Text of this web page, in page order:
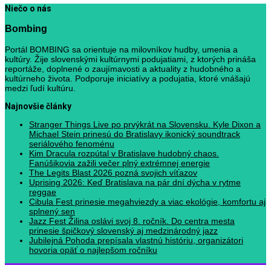
Niečo o nás
Bombing
Portál BOMBING sa orientuje na milovníkov hudby, umenia a
kultúry. Žije slovenskými kultúrnymi podujatiami, z ktorých prináša
reportáže, doplnené o zaujímavosti a aktuality z hudobného a
kultúrneho života. Podporuje iniciatívy a podujatia, ktoré vnášajú
medzi ľudí kultúru.
Najnovšie články
Stranger Things Live po prvýkrát na Slovensku. Kyle Dixon a
Michael Stein prinesú do Bratislavy ikonický soundtrack
seriálového fenoménu
Kim Dracula rozpútal v Bratislave hudobný chaos.
Fanúšikovia zažili večer plný extrémnej energie
The Legits Blast 2026 pozná svojich víťazov
Uprising 2026: Keď Bratislava na pár dní dýcha v rytme
reggae
Cibula Fest prinesie megahviezdy a viac ekológie, komfortu aj
splnený sen
Jazz Fest Žilina oslávi svoj 8. ročník. Do centra mesta
prinesie špičkový slovenský aj medzinárodný jazz
Jubilejná Pohoda prepísala vlastnú históriu, organizátori
hovoria opäť o najlepšom ročníku